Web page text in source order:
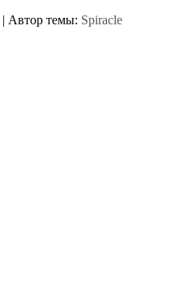
| Автор темы: Spiracle